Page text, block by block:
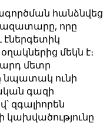
հանձնվեց
որը
էներգետիկ
մեկն է։
մետր
նպատակ ունի
գազի
զգալիորեն
կախվածությունը